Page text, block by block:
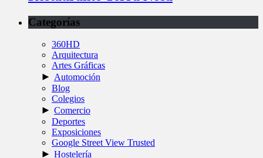
Categorías
360HD
Arquitectura
Artes Gráficas
► Automoción
Blog
Colegios
► Comercio
Deportes
Exposiciones
Google Street View Trusted
► Hostelería